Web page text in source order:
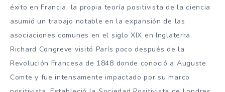
éxito en Francia, la propia teoría positivista de la ciencia
asumió un trabajo notable en la expansión de las
asociaciones comunes en el siglo XIX en Inglaterra.
Richard Congreve visitó París poco después de la
Revolución Francesa de 1848 donde conoció a Auguste
Comte y fue intensamente impactado por su marco